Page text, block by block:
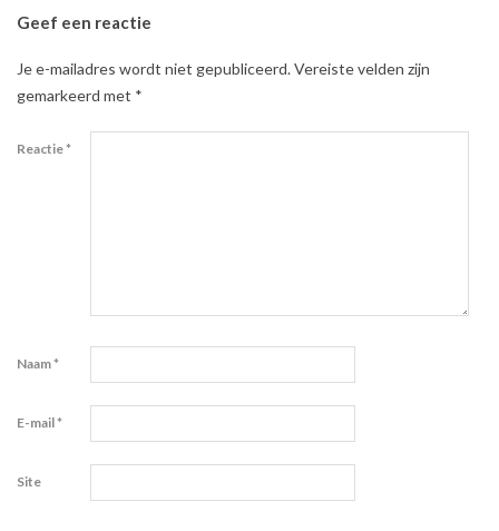
Geef een reactie
Je e-mailadres wordt niet gepubliceerd.Vereiste velden zijn
gemarkeerd met *
Reactie*
Naam*
E-mail*
Site